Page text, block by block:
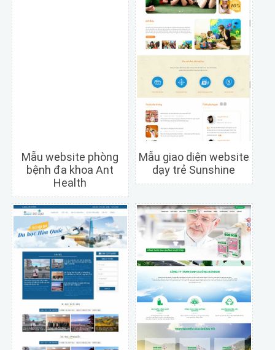
Chi tiết Xem trước
Mẫu website phòng
bệnh đa khoa Ant
Health
Mẫu giao diện website
dạy trẻ Sunshine